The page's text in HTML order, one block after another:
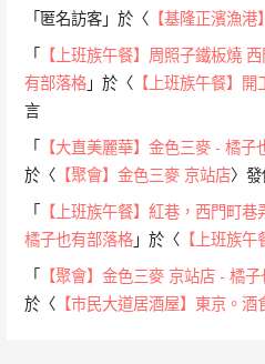
「匿名訪客 」於〈 【基隆正濱漁
「 【上班族午餐】周照子鐵板燒
有部落格 」於〈 【上班族午餐】
言
「 【大直美麗華】金色三麥 - 橘
於〈 【聚會】金色三麥 京站店〉
「 【上班族午餐】紅巷，西門町
橘子也有部落格 」於〈 【上班族
「 【聚會】金色三麥 京站店 - 橘
於〈 【市民大道居酒屋】東京。酒